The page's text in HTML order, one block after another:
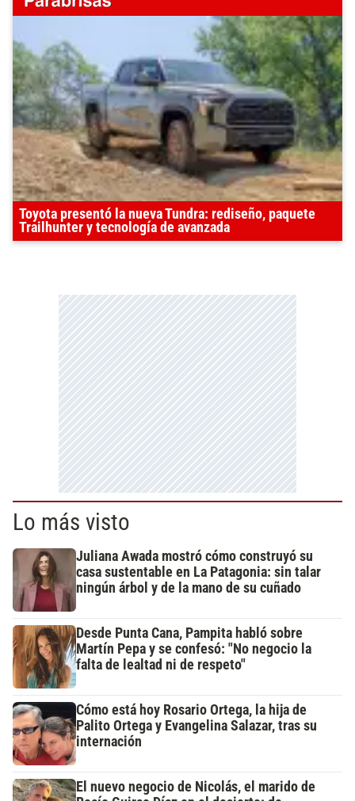
Toyota presentó la nueva Tundra: rediseño, paquete
Trailhunter y tecnología de avanzada
Lo más visto
Juliana Awada mostró cómo construyó su
casa sustentable en La Patagonia: sin talar
ningún árbol y de la mano de su cuñado
Desde Punta Cana, Pampita habló sobre
Martín Pepa y se confesó: "No negocio la
falta de lealtad ni de respeto"
Cómo está hoy Rosario Ortega, la hija de
Palito Ortega y Evangelina Salazar, tras su
internación
El nuevo negocio de Nicolás, el marido de